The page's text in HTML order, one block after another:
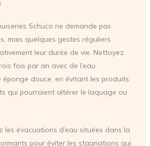
Schüco ne demande pas
mais quelques gestes réguliers
leur durée de vie. Nettoyez
fois par an avec de l’eau
éponge douce, en évitant les produits
qui pourraient altérer le laquage ou
les évacuations d’eau situées dans la
pour éviter les stagnations qui